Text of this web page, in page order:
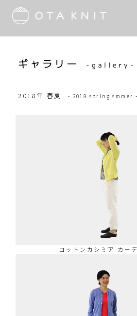
ギャラリー -gallery-
2018年 春夏 - 2018 spring smmer -
コットンカシミア カー